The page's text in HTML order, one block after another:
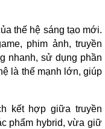
thế hệ sáng tạo mới.
phim ảnh, truyền
nhanh, sử dụng phần
là thế mạnh lớn, giúp
kết hợp giữa truyền
phẩm hybrid, vừa giữ